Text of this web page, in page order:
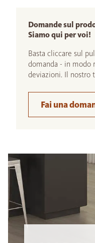
Domande sul
Siamo qui per voi!
Basta cliccare sul
domanda - in modo
deviazioni. Il nostro
Fai una